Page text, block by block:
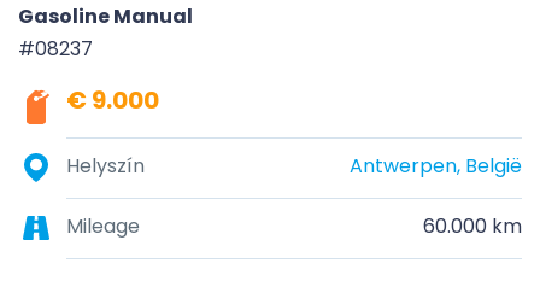
Gasoline Manual
#08237
€ 9.000
Helyszín Antwerpen, België
Mileage 60.000 km